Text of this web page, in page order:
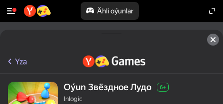
Ähli oýunlar
Yza
Oýun Звёздное Лудо 6+
Inlogic